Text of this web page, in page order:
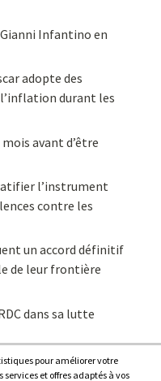
Infantino en
adopte des
durant les
avant d’être
l’instrument
contre les
un accord définitif
de leur frontière
dans sa lutte
pour améliorer votre
et offres adaptés à vos